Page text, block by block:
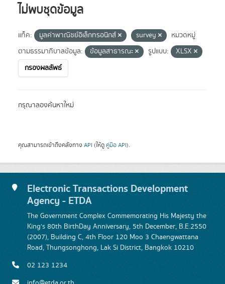
ไม่พบชุดข้อมูล
แท็ค: มูลค่าพาณิชย์อิเล็กทรอนิกส์ survey
หมวดหมู่
ตามธรรมาภิบาลข้อมูล:
ข้อมูลสาธารณะ รูปแบบ:
XLSX
กรองผลลัพธ์
กรุณาลองค้นหาใหม่
คุณสามารถเข้าถึงคลังทาง API (ให้ดู คู่มือ API).
Electronic Transactions Development
Agency - ETDA
The Government Complex Commemorating His Majesty the
King's 80th BirthDay Anniversary, 5th December, B.E.2550
(2007), Building C, 4th Floor 120 Moo 3 Chaengwattana
Road, Thungsonghong, Lak Si District, Bangkok 10210
02 123 1234